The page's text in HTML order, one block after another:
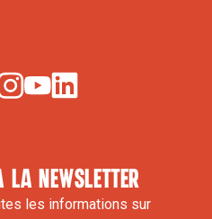
la newsletter
les informations sur